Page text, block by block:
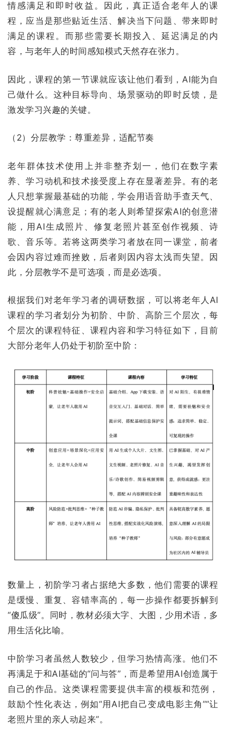
情感满足和即时收益。
因此，真正适合老年人的课
程，应当是那些贴近生活、解决当下问题、带来即时
满足的课程。而那些需要长期投入、延迟满足的内
容，与老年人的时间感知模式天然存在张力。
因此，课程的第一节课就应该让他们看到，AI能为自
己做什么。这种目标导向、场景驱动的即时反馈，是
激发学习兴趣的关键。
（2）分层教学：尊重差异，适配节奏
老年群体技术使用上并非整齐划一，他们在数字素
养、学习动机和技术接受度上存在显著差异。有的老
人只想掌握最基础的功能，学会用语音助手查天气、
设提醒就心满意足；有的老人则希望探索AI的创意潜
能，用AI生成照片、修复老照片甚至创作视频、诗
歌、音乐等。若将这两类学习者放在同一课堂，前者
会因内容过难而挫败，后者则因内容太浅而失望。因
此，分层教学不是可选项，而是必选项。
根据我们对老年学习者的调研数据，可以将老年人AI
课程的学习者划分为初阶、中阶、高阶三个层次，每
个层次的课程特征、课程内容和学习特征如下，目前
大部分老年人仍处于初阶至中阶：
数量上，初阶学习者占据绝大多数，他们需要的课程
是缓慢、重复、容错率高的，每一步操作都要拆解到
“傻瓜级”。同时，教材必须大字、大图，少用术语，多
用生活化比喻。
中阶学习者虽然人数较少，但学习热情高涨。他们不
再满足于和AI基础的“问与答”，而是希望用AI创造属于
自己的作品。这类课程需要提供丰富的模板和范例，
鼓励个性化表达，例如“用AI把自己变成电影主角”“让
老照片里的亲人动起来”。